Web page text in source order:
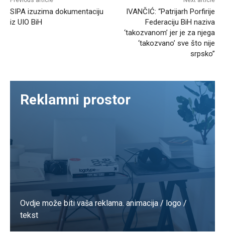
SIPA izuzima dokumentaciju
iz UIO BiH
IVANČIĆ: “Patrijarh Porfirije
Federaciju BiH naziva
‘takozvanom’ jer je za njega
‘takozvano’ sve što nije
srpsko”
Reklamni prostor
Ovdje može biti vaša reklama. animacija / logo /
tekst